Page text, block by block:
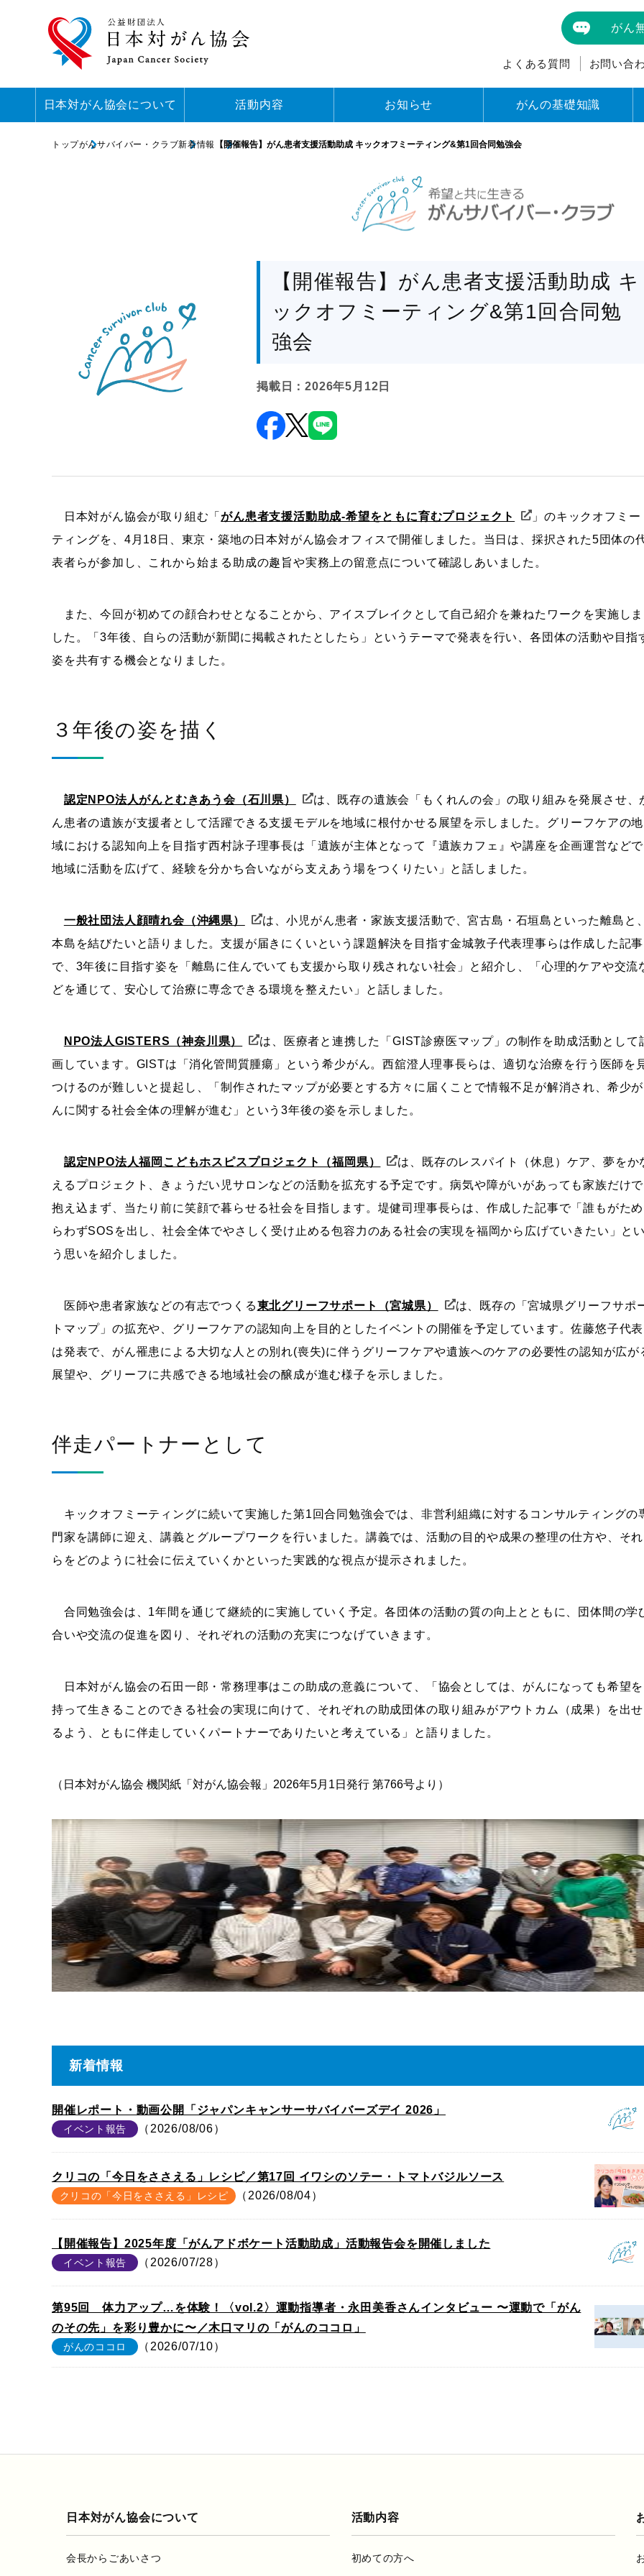
がん
よくある質問 お問い合
日本対がん協会について 活動内容 お知らせ がんの基礎知識
トップがんサバイバー・クラブ新着情報 【開催報告】がん患者支援活動助成 キックオフミーティング&第1回合同勉強会
【開催報告】がん患者支援活動助成 キ
ックオフミーティング&第1回合同勉
強会
掲載日：2026年5月12日
日本対がん協会が取り組む「がん患者支援活動助成-希望をともに育むプロジェクト
」のキックオフミー
ティングを、4月18日、東京・築地の日本対がん協会オフィスで開催しました。当日は、採択された5団体の
表者らが参加し、これから始まる助成の趣旨や実務上の留意点について確認しあいました。
また、今回が初めての顔合わせとなることから、アイスブレイクとして自己紹介を兼ねたワークを実施しま
した。「3年後、自らの活動が新聞に掲載されたとしたら」というテーマで発表を行い、各団体の活動や目指
姿を共有する機会となりました。
３年後の姿を描く
認定NPO法人がんとむきあう会（石川県）
は、既存の遺族会「もくれんの会」の取り組みを発展させ、
ん患者の遺族が支援者として活躍できる支援モデルを地域に根付かせる展望を示しました。グリーフケアの地
域における認知向上を目指す西村詠子理事長は「遺族が主体となって『遺族カフェ』や講座を企画運営などで
地域に活動を広げて、経験を分かち合いながら支えあう場をつくりたい」と話しました。
一般社団法人顔晴れ会（沖縄県）
は、小児がん患者・家族支援活動で、宮古島・石垣島といった離島と
本島を結びたいと語りました。支援が届きにくいという課題解決を目指す金城敦子代表理事らは作成した記事
で、3年後に目指す姿を「離島に住んでいても支援から取り残されない社会」と紹介し、「心理的ケアや交流
どを通じて、安心して治療に専念できる環境を整えたい」と話しました。
NPO法人GISTERS（神奈川県）
は、医療者と連携した「GIST診療医マップ」の制作を助成活動として
画しています。GISTは「消化管間質腫瘍」という希少がん。西舘澄人理事長らは、適切な治療を行う医師を
つけるのが難しいと提起し、「制作されたマップが必要とする方々に届くことで情報不足が解消され、希少が
んに関する社会全体の理解が進む」という3年後の姿を示しました。
認定NPO法人福岡こどもホスピスプロジェクト（福岡県）
は、既存のレスパイト（休息）ケア、夢をか
えるプロジェクト、きょうだい児サロンなどの活動を拡充する予定です。病気や障がいがあっても家族だけで
抱え込まず、当たり前に笑顔で暮らせる社会を目指します。堤健司理事長らは、作成した記事で「誰もがため
らわずSOSを出し、社会全体でやさしく受け止める包容力のある社会の実現を福岡から広げていきたい」と
う思いを紹介しました。
医師や患者家族などの有志でつくる東北グリーフサポート（宮城県）
は、既存の「宮城県グリーフサポ
トマップ」の拡充や、グリーフケアの認知向上を目的としたイベントの開催を予定しています。佐藤悠子代表
は発表で、がん罹患による大切な人との別れ(喪失)に伴うグリーフケアや遺族へのケアの必要性の認知が広が
展望や、グリーフに共感できる地域社会の醸成が進む様子を示しました。
伴走パートナーとして
キックオフミーティングに続いて実施した第1回合同勉強会では、非営利組織に対するコンサルティングの
門家を講師に迎え、講義とグループワークを行いました。講義では、活動の目的や成果の整理の仕方や、それ
らをどのように社会に伝えていくかといった実践的な視点が提示されました。
合同勉強会は、1年間を通じて継続的に実施していく予定。各団体の活動の質の向上とともに、団体間の学
合いや交流の促進を図り、それぞれの活動の充実につなげていきます。
日本対がん協会の石田一郎・常務理事はこの助成の意義について、「協会としては、がんになっても希望を
持って生きることのできる社会の実現に向けて、それぞれの助成団体の取り組みがアウトカム（成果）を出せ
るよう、ともに伴走していくパートナーでありたいと考えている」と語りました。
（日本対がん協会 機関紙「対がん協会報」2026年5月1日発行 第766号より）
新着情報
開催レポート・動画公開「ジャパンキャンサーサバイバーズデイ 2026」
イベント報告 （2026/08/06）
クリコの「今日をささえる」レシピ／第17回 イワシのソテー・トマトバジルソース
クリコの「今日をささえる」レシピ （2026/08/04）
【開催報告】2025年度「がんアドボケート活動助成」活動報告会を開催しました
イベント報告 （2026/07/28）
第95回 体力アップ…を体験！〈vol.2〉運動指導者・永田美香さんインタビュー 〜運動で「がん
のその先」を彩り豊かに〜／木口マリの「がんのココロ」
がんのココロ （2026/07/10）
日本対がん協会について
会長からごあいさつ
活動内容
初めての方へ